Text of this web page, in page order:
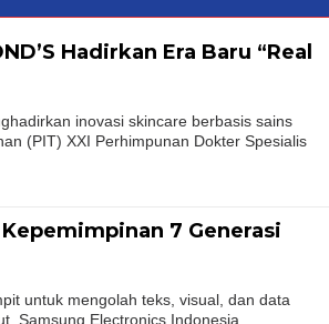
Hadirkan Era Baru “Real
inovasi skincare berbasis sains
(PIT) XXI Perhimpunan Dokter Spesialis
7 Generasi
untuk mengolah teks, visual, dan data
Samsung Electronics Indonesia